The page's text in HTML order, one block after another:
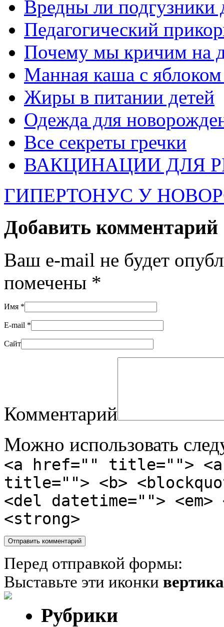
Вредны ли подгузники
Педагогический
Почему мы кричим на
Манная каша с
Жиры в питании детей
Одежда для
Все секреты гречки
ВАКЦИНАЦИИ ДЛЯ
ГИПЕРТОНУС У
Добавить комментарий
Ваш e-mail не будет
помечены *
Имя *
E-mail *
Сайт
Комментарий
Можно использовать
<a href="" title="">
title=""> <b>
<del datetime="">
<strong>
Перед отправкой формы:
Выставьте эти иконки
Рубрики